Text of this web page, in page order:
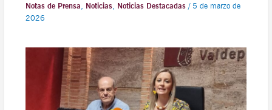
Notas de Prensa Noticias, Noticias Destacadas/ 5 de marzo de
2026